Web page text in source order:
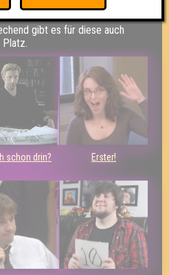
Teams, die in einem Stechen
Platz - den haben sie sich
gibt es für diese auch
Platz.
schon drin? Erster!